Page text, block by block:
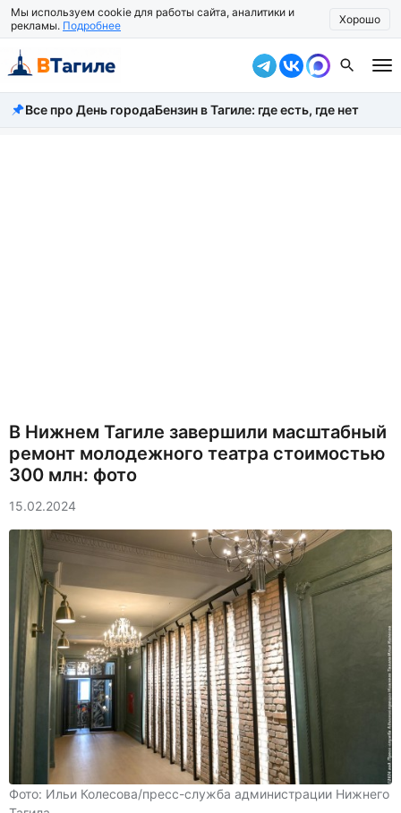
Мы используем cookie для работы сайта, аналитики и
рекламы. Подробнее Хорошо
Все новости
Все про День городаБензин в Тагиле: где есть, где нет
В Нижнем Тагиле завершили масштабный
ремонт молодежного театра стоимостью
300 млн: фото
15.02.2024
Фото: Ильи Колесова/пресс-служба администрации Нижнего